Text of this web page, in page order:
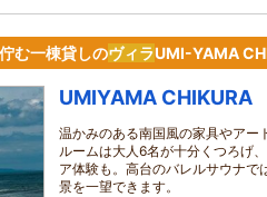
む一棟貸しのヴィラUMI-YAMA
UMIYAMA CHIKURA
温かみのある南国風の家具やアー
ルームは大人6名が十分くつろげ
ア体験も。高台のバレルサウナで
景を一望できます。